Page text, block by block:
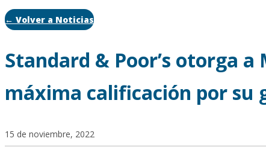
← Volver a Noticias
Standard & Poor’s otorga
máxima calificación por su
15 de noviembre, 2022